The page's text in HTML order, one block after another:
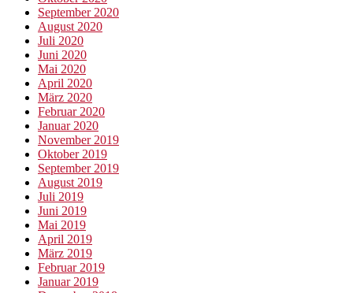
September 2020
August 2020
Juli 2020
Juni 2020
Mai 2020
April 2020
März 2020
Februar 2020
Januar 2020
November 2019
Oktober 2019
September 2019
August 2019
Juli 2019
Juni 2019
Mai 2019
April 2019
März 2019
Februar 2019
Januar 2019